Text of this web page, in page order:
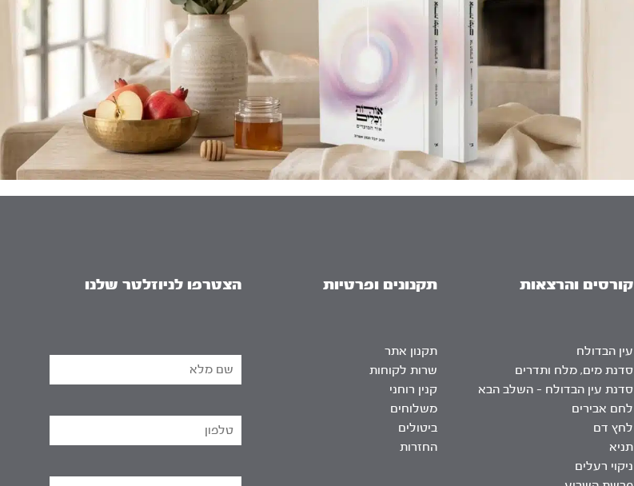
קורסים והרצאות
עין הבדולח
סדנת מים, מלח ותדרים
סדנת עין הבדולח – השלב הבא
לחם אבירים
לחץ דם
תניא
ניקוי רעלים
תקנונים ופרטיות
תקנון אתר
שרות לקוחות
קנין רוחני
משלוחים
ביטולים
החזרות
הצטרפו לניוזלטר שלנו